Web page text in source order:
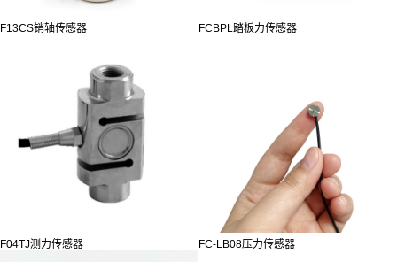
F13CS销轴传感器 FCBPL踏板力传感器
F04TJ测力传感器 FC-LB08压力传感器